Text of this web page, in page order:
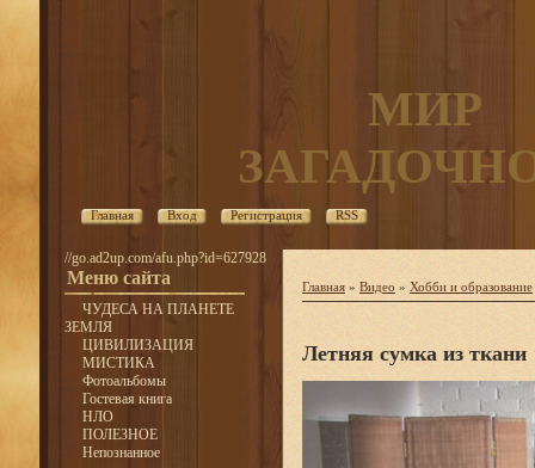
МИР
Главная Вход Регистрация RSS
//go.ad2up.com/afu.php?id=627928
Меню сайта
ЧУДЕСА НА ПЛАНЕТЕ
ЗЕМЛЯ
ЦИВИЛИЗАЦИЯ
МИСТИКА
Фотоальбомы
Гостевая книга
НЛО
ПОЛЕЗНОЕ
Непознанное
Главная » Видео » Хобби и образование
Летняя сумка из ткани